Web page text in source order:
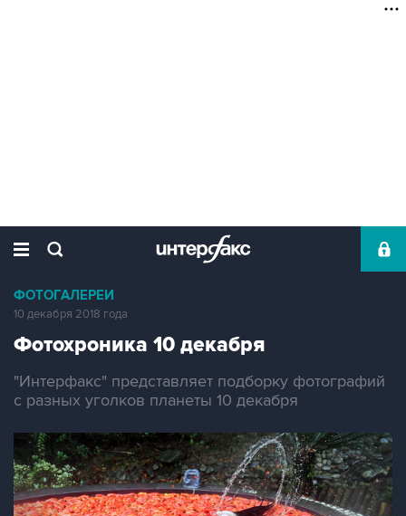
ФОТОГАЛЕРЕИ
10 декабря 2018 года
Фотохроника 10 декабря
"Интерфакс" представляет подборку фотографий
с разных уголков планеты 10 декабря